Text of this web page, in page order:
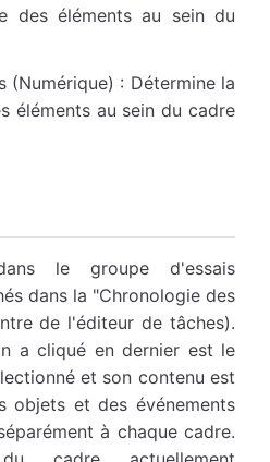
des éléments au sein du
(Numérique) : Détermine la
éléments au sein du cadre
le groupe d'essais
dans la "Chronologie des
de l'éditeur de tâches).
a cliqué en dernier est le
et son contenu est
objets et des événements
à chaque cadre.